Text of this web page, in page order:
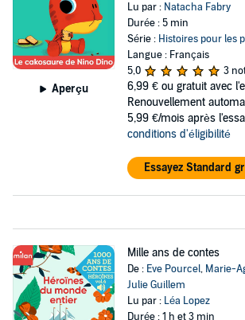
Aperçu
Lu par : Natacha Fabry
Durée : 5 min
Série : Histoires pour les
Langue : Français
5,0
3
6,99 € ou gratuit avec
Renouvellement
5,99 €/mois après
conditions d'éligibilité
Essayez Standard
Mille ans de contes
De : Eve Pourcel, Marie-
Julie Guillem
Lu par : Léa Lopez
Durée : 1 h et 3 min